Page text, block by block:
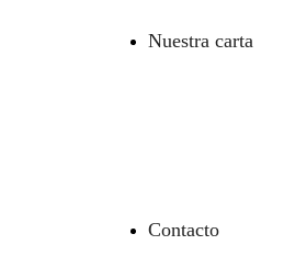
Nuestra carta
Contacto